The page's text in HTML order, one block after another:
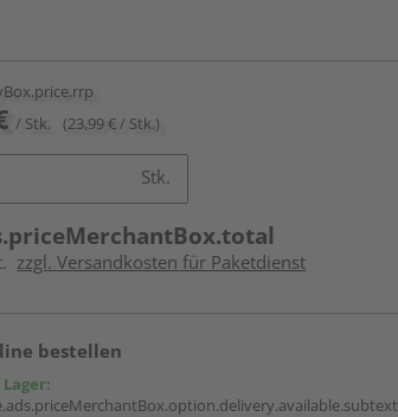
/ Stk. (23,99 € / Stk.)
Stk.
zzgl. Versandkosten für Paketdienst
bestellen